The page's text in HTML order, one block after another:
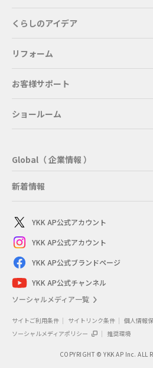
くらしのアイデア
リフォーム
お客様サポート
ショールーム
Global（ 企業情報 ）
新着情報
YKK AP公式アカウント
YKK AP公式アカウント
YKK AP公式ブランドページ
YKK AP公式チャンネル
ソーシャルメディア一覧
サイトご利用条件 サイトリンク条件
個人情報
ソーシャルメディアポリシー
推奨環境
COPYRIGHT © YKK AP Inc. ALL